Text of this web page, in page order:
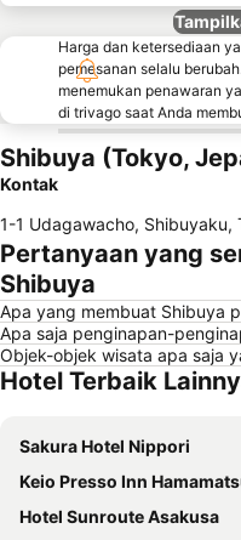
Harga dan ketersediaan
pemesanan selalu
menemukan penawaran
di trivago saat Anda
Shibuya (Tokyo,
Kontak
1-1 Udagawacho, Shibuyaku,
Pertanyaan yang
Shibuya
Apa yang membuat Shibuya
Apa saja penginapan-
Objek-objek wisata apa saja
Hotel Terbaik
Sakura Hotel Nippori
Keio Presso Inn
Hotel Sunroute Asakusa